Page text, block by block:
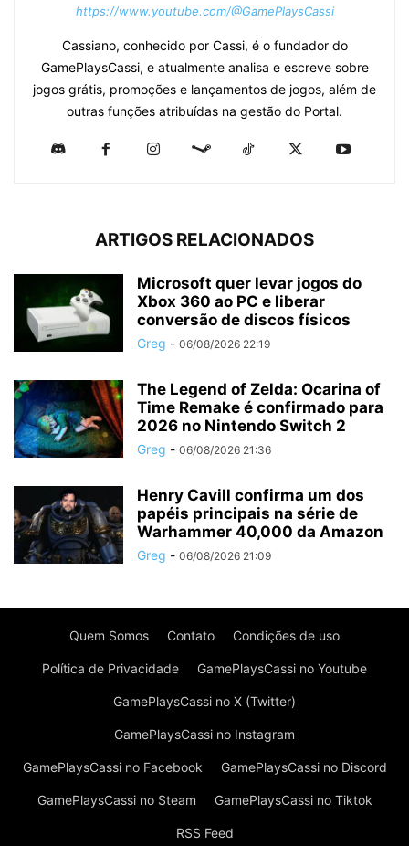
https://www.youtube.com/@GamePlaysCassi
Cassiano, conhecido por Cassi, é o fundador do
GamePlaysCassi, e atualmente analisa e escreve sobre
jogos grátis, promoções e lançamentos de jogos, além de
outras funções atribuídas na gestão do Portal.
ARTIGOS RELACIONADOS
Microsoft quer levar jogos do
Xbox 360 ao PC e liberar
conversão de discos físicos
Greg - 06/08/2026 22:19
The Legend of Zelda: Ocarina of
Time Remake é confirmado para
2026 no Nintendo Switch 2
Greg - 06/08/2026 21:36
Henry Cavill confirma um dos
papéis principais na série de
Warhammer 40,000 da Amazon
Greg - 06/08/2026 21:09
Quem Somos Contato Condições de uso
Política de Privacidade GamePlaysCassi no Youtube
GamePlaysCassi no X (Twitter)
GamePlaysCassi no Instagram
GamePlaysCassi no Facebook GamePlaysCassi no Discord
GamePlaysCassi no Steam GamePlaysCassi no Tiktok
RSS Feed